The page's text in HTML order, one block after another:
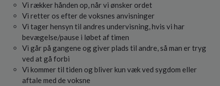
Vi rækker hånden op, når vi ønsker ordet
Vi retter os efter de voksnes anvisninger
Vi tager hensyn til andres undervisning, hvis vi har
bevægelse/pause i løbet af timen
Vi går på gangene og giver plads til andre, så man er tryg
ved at gå forbi
Vi kommer til tiden og bliver kun væk ved sygdom eller
aftale med de voksne